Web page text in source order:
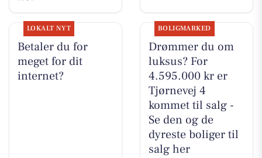
LOKALT NYT
Betaler du for
meget for dit
internet?
BOLIGMARKED
Drømmer du om
luksus? For
4.595.000 kr er
Tjørnevej 4
kommet til salg -
Se den og de
dyreste boliger til
salg her